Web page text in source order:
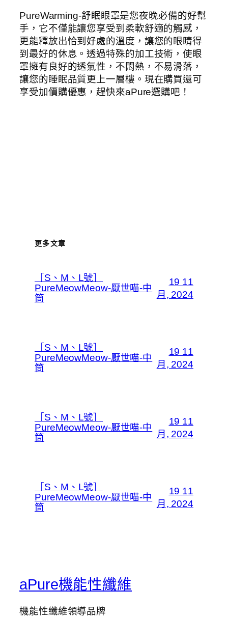
PureWarming-舒眠眼罩是您夜晚必備的好幫
手，它不僅能讓您享受到柔軟舒適的觸感，
更能釋放出恰到好處的溫度，讓您的眼睛得
到最好的休息。透過特殊的加工技術，使眼
罩擁有良好的透氣性，不悶熱，不易滑落，
讓您的睡眠品質更上一層樓。現在購買還可
享受加價購優惠，趕快來aPure選購吧！
更多文章
［S、M、L號］
PureMeowMeow-厭世喵-中
筒
19 11
月, 2024
［S、M、L號］
PureMeowMeow-厭世喵-中
筒
19 11
月, 2024
［S、M、L號］
PureMeowMeow-厭世喵-中
筒
19 11
月, 2024
［S、M、L號］
PureMeowMeow-厭世喵-中
筒
19 11
月, 2024
aPure機能性纖維
機能性纖維領導品牌